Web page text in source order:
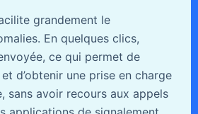
grandement le
En quelques clics,
ce qui permet de
d’obtenir une prise en charge
sans avoir recours aux appels